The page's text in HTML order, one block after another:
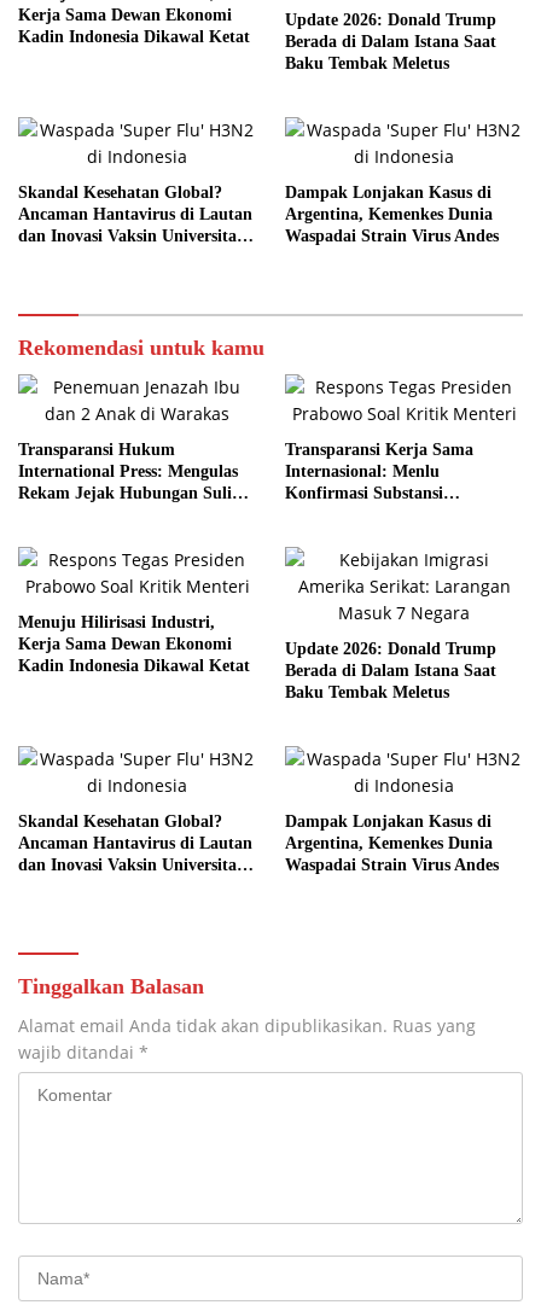
Kerja Sama Dewan Ekonomi
Kadin Indonesia Dikawal Ketat
Update 2026: Donald Trump
Berada di Dalam Istana Saat
Baku Tembak Meletus
Skandal Kesehatan Global?
Ancaman Hantavirus di Lautan
dan Inovasi Vaksin Universitas
Dampak Lonjakan Kasus di
Argentina, Kemenkes Dunia
Waspadai Strain Virus Andes
Rekomendasi untuk kamu
Transparansi Hukum
International Press: Mengulas
Rekam Jejak Hubungan Suli
Transparansi Kerja Sama
Internasional: Menlu
Konfirmasi Substansi
Menuju Hilirisasi Industri,
Kerja Sama Dewan Ekonomi
Kadin Indonesia Dikawal Ketat
Update 2026: Donald Trump
Berada di Dalam Istana Saat
Baku Tembak Meletus
Skandal Kesehatan Global?
Ancaman Hantavirus di Lautan
dan Inovasi Vaksin Universitas
Dampak Lonjakan Kasus di
Argentina, Kemenkes Dunia
Waspadai Strain Virus Andes
Tinggalkan Balasan
Alamat email Anda tidak akan dipublikasikan. Ruas yang
wajib ditandai *